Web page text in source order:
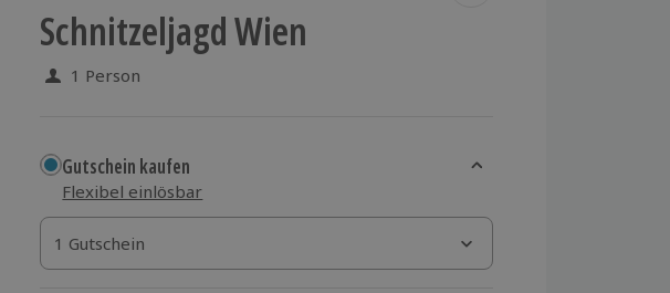
Schnitzeljagd Wien
1 Person
Gutschein kaufen
Flexibel einlösbar
1 Gutschein
1 Gutschein
1 Gutschein